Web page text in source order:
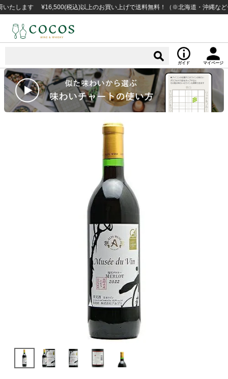
す ¥16,500(税込)以上のお買い上げで送料無料！（※北海道・沖縄など一部例
ガイド マイページ